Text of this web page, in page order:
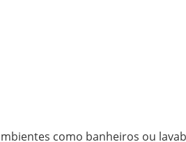
como banheiros ou